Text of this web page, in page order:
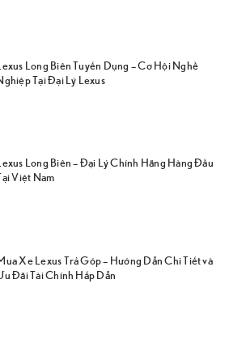
Long Biên Tuyển Dụng – Cơ Hội Nghề
Tại Đại Lý Lexus
Long Biên – Đại Lý Chính Hãng Hàng Đầu
Việt Nam
Xe Lexus Trả Góp – Hướng Dẫn Chi Tiết và
Đãi Tài Chính Hấp Dẫn